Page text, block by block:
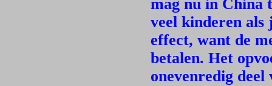
mag nu in China
veel kinderen
effect, want de
betalen. Het
onevenredig deel